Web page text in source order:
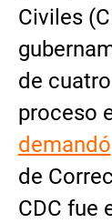
Civiles
de
proceso
demandó
de
CDC fue